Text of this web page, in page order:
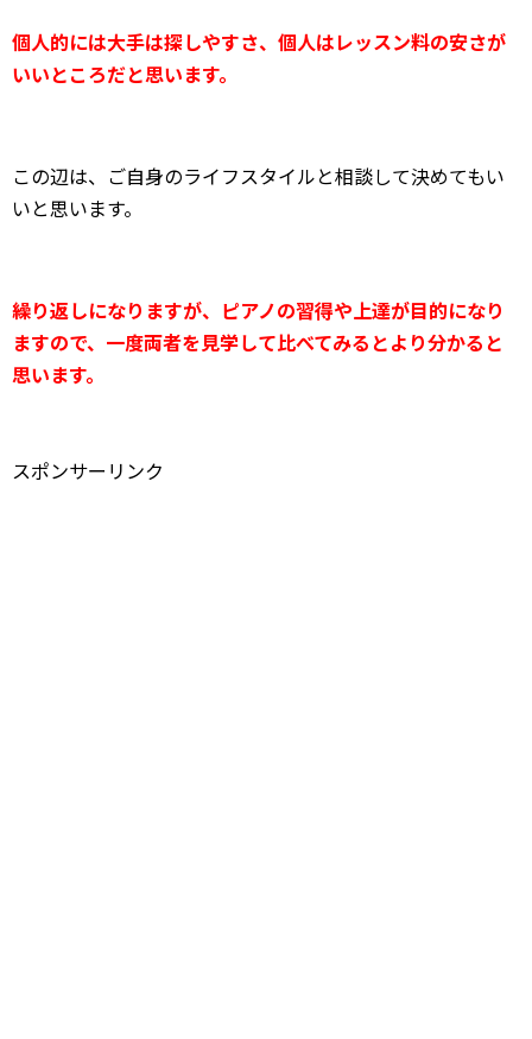
個人的には大手は探しやすさ、個人はレッスン料の安さが
いいところだと思います。
この辺は、ご自身のライフスタイルと相談して決めてもい
いと思います。
繰り返しになりますが、ピアノの習得や上達が目的になり
ますので、一度両者を見学して比べてみるとより分かると
思います。
スポンサーリンク